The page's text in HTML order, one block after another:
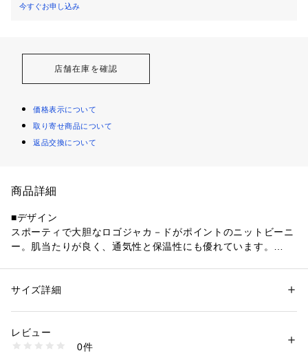
今すぐお申し込み
店舗在庫を確認
価格表示について
取り寄せ商品について
返品交換について
商品詳細
■デザイン
スポーティで大胆なロゴジャカ－ドがポイントのニットビーニ
ー。肌当たりが良く、通気性と保温性にも優れています。
大き過ぎず、小さ過ぎず、適度なゆとりで被りやすいサイズ感
■素材
キックバック良く仕上げたコットンライクポリエステル糸を使
性別：メンズ
素材：本体：ポリエステル100％
洗濯：手洗い・ドライ
※詳しい洗濯方法については、商品の品質表示タグをご覧ください
サイズ詳細
レビュー
0件